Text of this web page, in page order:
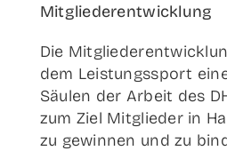
Mitgliederentwicklung
Die
dem Leis­tungs­sport
Säu­len der Arbeit des
zum Ziel Mit­glie­der in
zu gewin­nen und zu